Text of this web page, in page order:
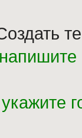
напишите
укажите